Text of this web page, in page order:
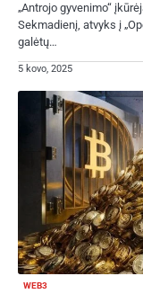
„Antrojo gyvenimo“
Sekmadienį, atvyks į
galėtų…
5 kovo, 2025
WEB3